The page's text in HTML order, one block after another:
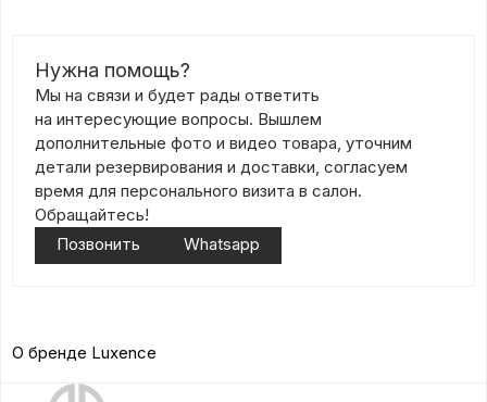
Нужна помощь?
Мы на связи и будет рады ответить
на интересующие вопросы. Вышлем
дополнительные фото и видео товара, уточним
детали резервирования и доставки, согласуем
время для персонального визита в салон.
Обращайтесь!
Позвонить
Whatsapp
О бренде Luxence